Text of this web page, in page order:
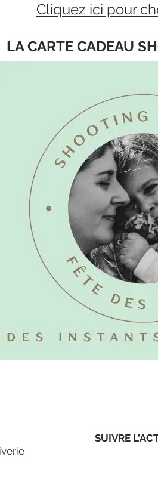
Cliquez ici pour
LA CARTE CADEAU
SUIVRE